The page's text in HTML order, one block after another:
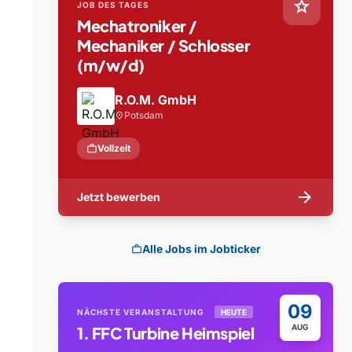
star
JOB DES TAGES
Mechatroniker /
Mechaniker / Schlosser
(m/w/d)
R.O.M. GmbH
location_on Potsdam
workVollzeit
Jetzt bewerben arrow_forward
workAlle Jobs im Jobticker
09
AUG
NÄCHSTE VERANSTALTUNG HEUTE
1. FFC Turbine Heimspiel